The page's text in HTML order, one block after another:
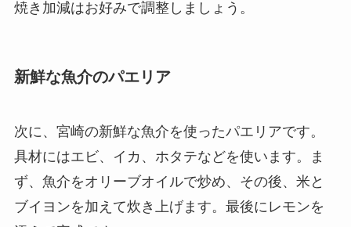
焼き加減はお好みで調整しましょう。
新鮮な魚介のパエリア
次に、宮崎の新鮮な魚介を使ったパエリアです。
具材にはエビ、イカ、ホタテなどを使います。ま
ず、魚介をオリーブオイルで炒め、その後、米と
ブイヨンを加えて炊き上げます。最後にレモンを